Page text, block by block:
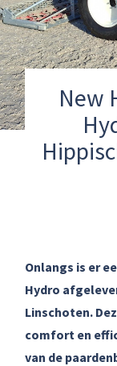
New
Onlangs is er
Hydro
Linschoten.
comfort en
van de